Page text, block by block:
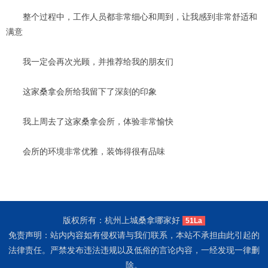
整个过程中，工作人员都非常细心和周到，让我感到非常舒适和
满意
我一定会再次光顾，并推荐给我的朋友们
这家桑拿会所给我留下了深刻的印象
我上周去了这家桑拿会所，体验非常愉快
会所的环境非常优雅，装饰得很有品味
版权所有：杭州上城桑拿哪家好 51La
免责声明：站内内容如有侵权请与我们联系，本站不承担由此引起的
法律责任。严禁发布违法违规以及低俗的言论内容，一经发现一律删
除。